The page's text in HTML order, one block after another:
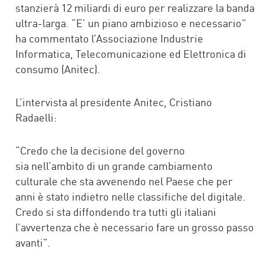
stanzierà 12 miliardi di euro per realizzare la banda
ultra-larga. “E’ un piano ambizioso e necessario”
ha commentato l’Associazione Industrie
Informatica, Telecomunicazione ed Elettronica di
consumo (Anitec).
L’intervista al presidente Anitec, Cristiano
Radaelli:
“Credo che la decisione del governo
sia nell’ambito di un grande cambiamento
culturale che sta avvenendo nel Paese che per
anni è stato indietro nelle classifiche del digitale.
Credo si sta diffondendo tra tutti gli italiani
l’avvertenza che è necessario fare un grosso passo
avanti”.